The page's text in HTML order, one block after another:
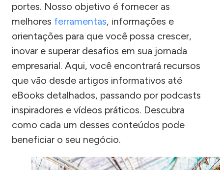
portes. Nosso objetivo é fornecer as
melhores ferramentas, informações e
orientações para que você possa crescer,
inovar e superar desafios em sua jornada
empresarial. Aqui, você encontrará recursos
que vão desde artigos informativos até
eBooks detalhados, passando por podcasts
inspiradores e vídeos práticos. Descubra
como cada um desses conteúdos pode
beneficiar o seu negócio.